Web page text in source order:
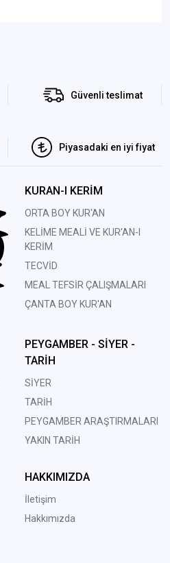
Güvenli teslimat
Piyasadaki en iyi fiyat
KURAN-I KERİM
ORTA BOY KUR'AN
KELİME MEALİ VE KUR'AN-I
KERİM
TECVİD
MEAL TEFSİR ÇALIŞMALARI
ÇANTA BOY KUR'AN
PEYGAMBER - SİYER -
TARİH
SİYER
TARİH
PEYGAMBER ARAŞTIRMALARI
YAKIN TARİH
HAKKIMIZDA
İletişim
Hakkımızda